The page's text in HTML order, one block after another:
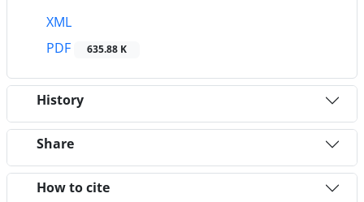
XML
PDF
635.88 K
History
Share
How to cite